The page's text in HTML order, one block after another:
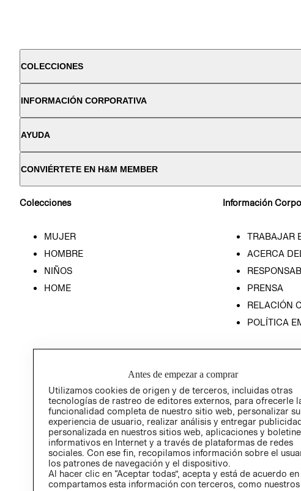
COLECCIONES
INFORMACIÓN CORPORATIVA
AYUDA
CONVIÉRTETE EN H&M MEMBER
Colecciones
MUJER
HOMBRE
NIÑOS
HOME
Información
TRABAJAR
ACERCA
PRENSA
RELACIÓN
POLÍTICA
Antes de empezar a comprar
Utilizamos cookies de origen y de terceros, incluidas otras
tecnologías de rastreo de editores externos, para ofrecerle
funcionalidad completa de nuestro sitio web, personalizar su
experiencia de usuario, realizar análisis y entregar
personalizada en nuestros sitios web, aplicaciones y
informativos en Internet y a través de plataformas de redes
sociales. Con ese fin, recopilamos información sobre el
los patrones de navegación y el dispositivo.
Al hacer clic en “Aceptar todas”, acepta y está de acuerdo en
compartamos esta información con terceros, como nuestros